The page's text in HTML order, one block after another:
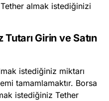
almak istediğinizi
Girin ve Satın
istediğiniz miktarı
tamamlamaktır. Borsa
istediğiniz Tether